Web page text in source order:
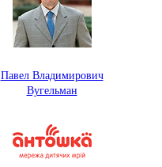
Павел Владимирович
Вугельман